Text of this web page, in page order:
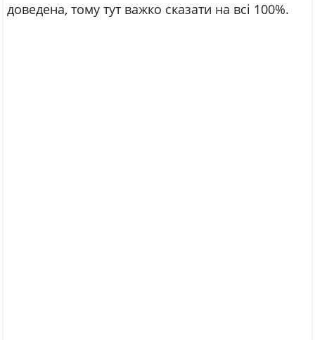
доведена, тому тут важко сказати на всі 100%.